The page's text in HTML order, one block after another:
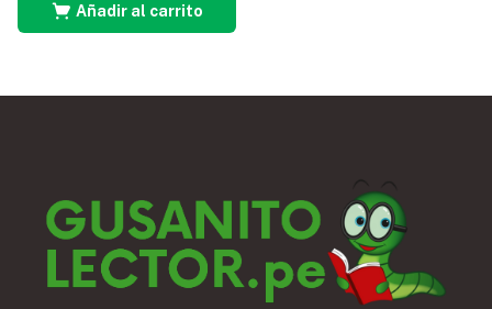
Añadir al carrito